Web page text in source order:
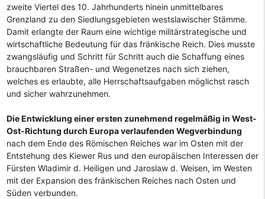
zweite Viertel des 10. Jahrhunderts hinein unmittelbares
Grenzland zu den Siedlungsgebieten westslawischer Stämme.
Damit erlangte der Raum eine wichtige militärstrategische und
wirtschaftliche Bedeutung für das fränkische Reich. Dies musste
zwangsläufig und Schritt für Schritt auch die Schaffung eines
brauchbaren Straßen- und Wegenetzes nach sich ziehen,
welches es erlaubte, alle Herrschaftsaufgaben möglichst rasch
und sicher wahrzunehmen.
Die Entwicklung einer ersten zunehmend regelmäßig in West-
Ost-Richtung durch Europa verlaufenden Wegverbindung
nach dem Ende des Römischen Reiches war im Osten mit der
Entstehung des Kiewer Rus und den europäischen Interessen der
Fürsten Wladimir d. Heiligen und Jaroslaw d. Weisen, im Westen
mit der Expansion des fränkischen Reiches nach Osten und
Süden verbunden.